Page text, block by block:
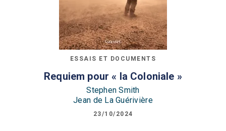
ESSAIS ET DOCUMENTS
Requiem pour « la Coloniale »
Stephen Smith
Jean de La Guérivière
23/10/2024